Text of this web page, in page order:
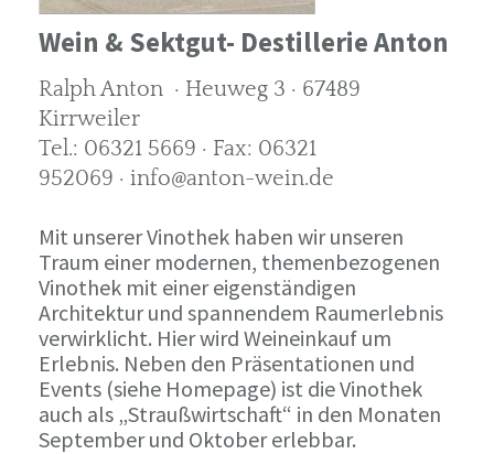
Wein & Sektgut- Destillerie Anton
Ralph Anton · Heuweg 3 · 67489
Kirrweiler
Tel.: 06321 5669 · Fax: 06321
952069 · info@anton-wein.de
Mit unserer Vinothek haben wir unseren
Traum einer modernen, themenbezogenen
Vinothek mit einer eigenständigen
Architektur und spannendem Raumerlebnis
verwirklicht. Hier wird Weineinkauf um
Erlebnis. Neben den Präsentationen und
Events (siehe Homepage) ist die Vinothek
auch als „Straußwirtschaft“ in den Monaten
September und Oktober erlebbar.